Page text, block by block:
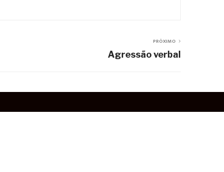
PRÓXIMO
Agressão verbal